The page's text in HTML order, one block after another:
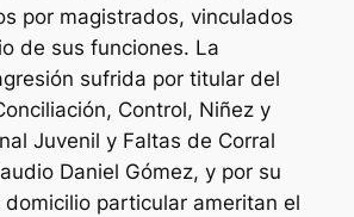
por magistrados, vinculados
de sus funciones. La
sufrida por titular del
Control, Niñez y
Juvenil y Faltas de Corral
Daniel Gómez, y por su
domicilio particular ameritan el